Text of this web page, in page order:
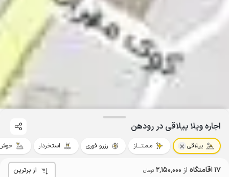
اجاره ویلا ییلاقی در رودهن
ییلاقی مـمـتــــاز رزرو فوری استخردار خوش
17 اقامتگاه از 2٬150٬000 تومان از برترین